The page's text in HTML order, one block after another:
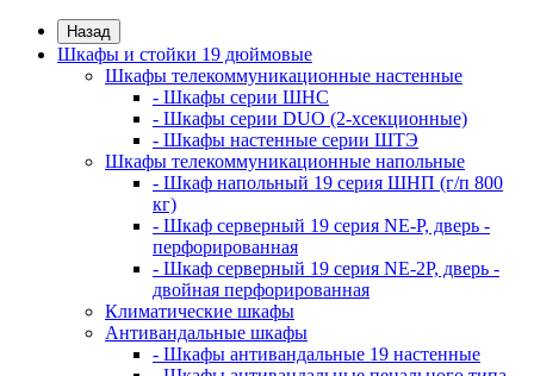
Назад
Шкафы и стойки 19 дюймовые
Шкафы телекоммуникационные настенные
- Шкафы серии ШНС
- Шкафы серии DUO (2-хсекционные)
- Шкафы настенные серии ШТЭ
Шкафы телекоммуникационные напольные
- Шкаф напольный 19 серия ШНП (г/п 800
кг)
- Шкаф серверный 19 серия NE-P, дверь -
перфорированная
- Шкаф серверный 19 серия NE-2P, дверь -
двойная перфорированная
Климатические шкафы
Антивандальные шкафы
- Шкафы антивандальные 19 настенные